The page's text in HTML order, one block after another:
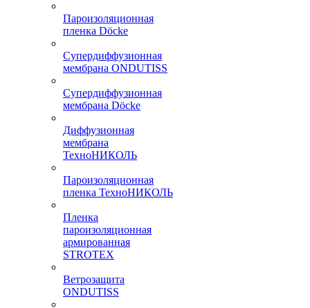
Пароизоляционная
пленка Döcke
Супердиффузионная
мембрана ONDUTISS
Супердиффузионная
мембрана Döcke
Диффузионная
мембрана
ТехноНИКОЛЬ
Пароизоляционная
пленка ТехноНИКОЛЬ
Пленка
пароизоляционная
армированная
STROTEX
Ветрозащита
ONDUTISS